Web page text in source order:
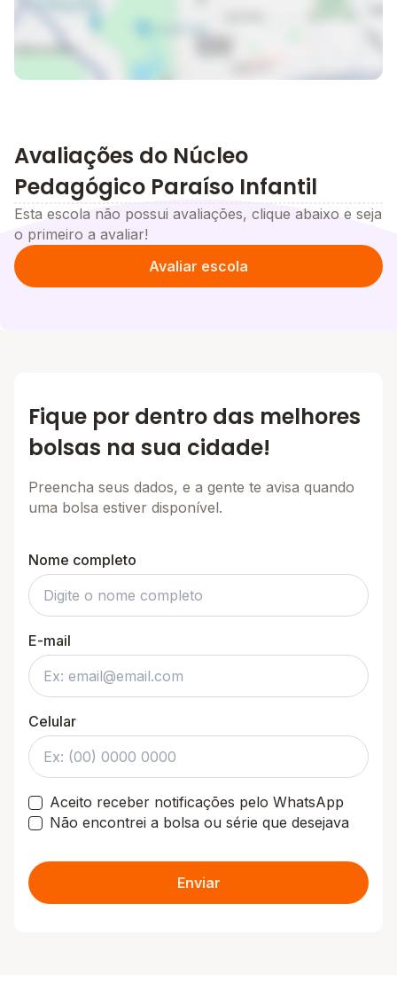
Avaliações do Núcleo
Pedagógico Paraíso Infantil
Esta escola não possui avaliações, clique abaixo e seja
o primeiro a avaliar!
Avaliar escola
Fique por dentro das melhores
bolsas na sua cidade!
Preencha seus dados, e a gente te avisa quando
uma bolsa estiver disponível.
Nome completo
E-mail
Celular
Aceito receber notificações pelo WhatsApp
Não encontrei a bolsa ou série que desejava
Enviar